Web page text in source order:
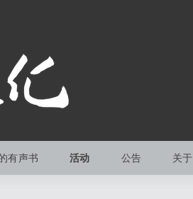
有声书 活动 公告 关于